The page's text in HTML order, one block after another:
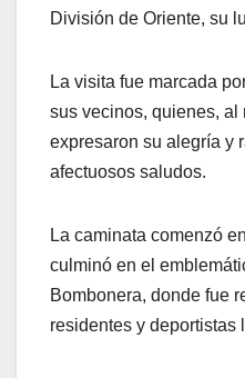
División de Oriente, su
La visita fue marcada
sus vecinos, quienes, al
expresaron su alegría y
afectuosos saludos.
La caminata comenzó
culminó en el
Bombonera, donde fue
residentes y deportistas